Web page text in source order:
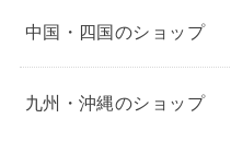
中国・四国のショップ
九州・沖縄のショップ